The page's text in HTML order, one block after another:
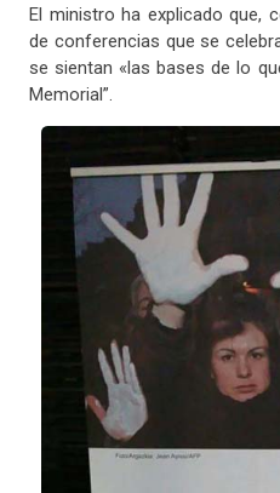
El ministro ha explicado que,
de conferencias que se
se sientan «las bases de lo
Memorial”.